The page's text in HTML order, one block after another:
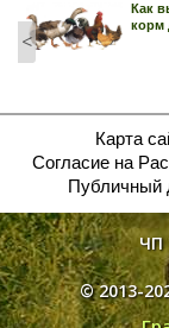
Как
корм
<
Карта
Согласие на
Публичный
ЧП
© 2013-